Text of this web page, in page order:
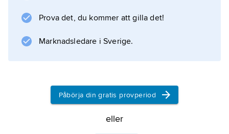
Information om artikeln
Prova det, du kommer att gilla det!
Marknadsledare i Sverige.
Påbörja din gratis provperiod
eller